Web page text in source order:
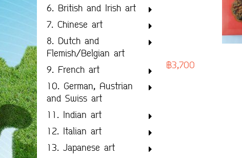
6. British and Irish art
7. Chinese art
8. Dutch and
Flemish/Belgian art
9. French art
10. German, Austrian
and Swiss art
11. Indian art
12. Italian art
13. Japanese art
฿3,700